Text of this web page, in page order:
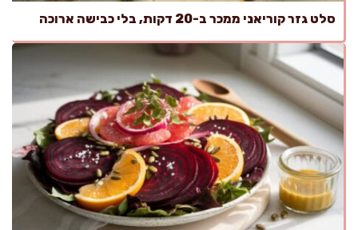
סלט גזר קוריאני ממכר ב-20 דקות, בלי כבישה ארוכה